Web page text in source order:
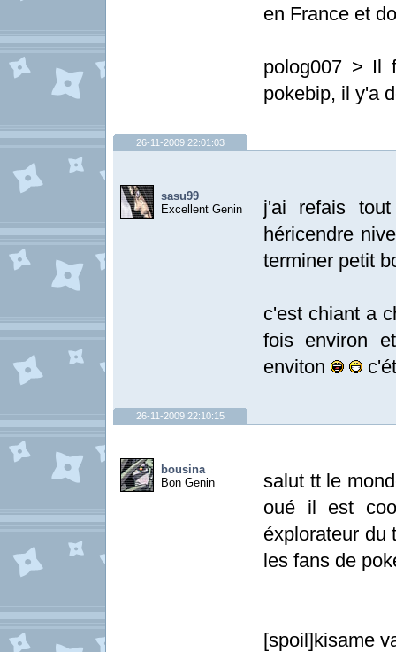
en France et
polog007 > Il
pokebip, il y'a
26-11-2009 22:01:03
sasu99
Excellent Genin
j'ai refais
héricendre
terminer petit
c'est chiant a
fois environ
enviton
26-11-2009 22:10:15
bousina
Bon Genin
salut tt le
oué il est
éxplorateur du
les fans de
[spoil]kisame